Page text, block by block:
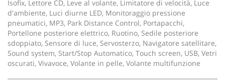
Isofix, Lettore CD, Leve al volante, Limitatore di velocità, Luce
d'ambiente, Luci diurne LED, Monitoraggio pressione
pneumatici, MP3, Park Distance Control, Portapacchi,
Portellone posteriore elettrico, Ruotino, Sedile posteriore
sdoppiato, Sensore di luce, Servosterzo, Navigatore satellitare,
Sound system, Start/Stop Automatico, Touch screen, USB, Vetri
oscurati, Vivavoce, Volante in pelle, Volante multifunzione
Cookie di marketing
Leggi
la
cookie